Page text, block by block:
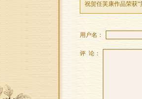
祝贺任芙康作品荣获
用户名：
评 论：